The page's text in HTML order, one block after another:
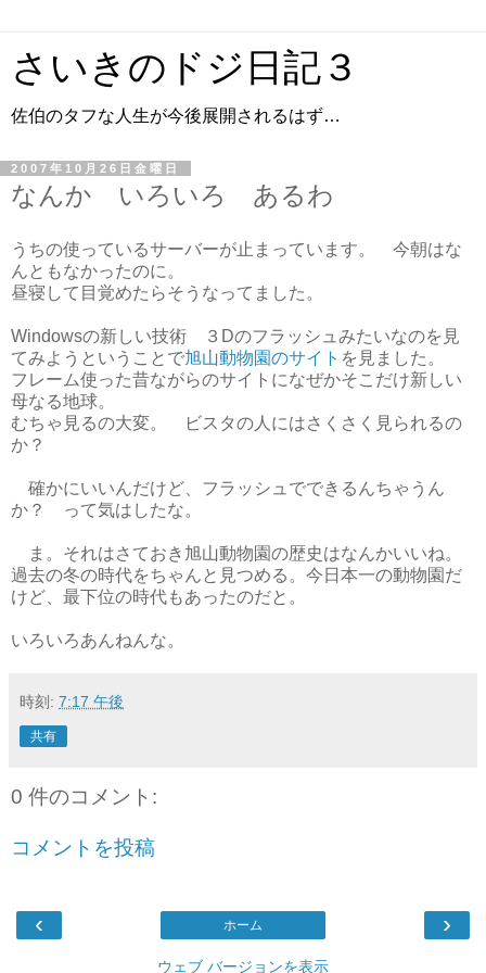
さいきのドジ日記３
佐伯のタフな人生が今後展開されるはず…
2007年10月26日金曜日
なんか いろいろ あるわ
うちの使っているサーバーが止まっています。 今朝はな
んともなかったのに。
昼寝して目覚めたらそうなってました。
Windowsの新しい技術 ３Dのフラッシュみたいなのを見
てみようということで旭山動物園のサイト を見ました。
フレーム使った昔ながらのサイトになぜかそこだけ新しい
母なる地球。
むちゃ見るの大変。 ビスタの人にはさくさく見られるの
か？
確かにいいんだけど、フラッシュでできるんちゃうん
か？ って気はしたな。
ま。それはさておき旭山動物園の歴史はなんかいいね。
過去の冬の時代をちゃんと見つめる。今日本一の動物園だ
けど、最下位の時代もあったのだと。
いろいろあんねんな。
時刻: 7:17 午後
共有
0 件のコメント:
コメントを投稿
‹ ›
ホーム
ウェブ バージョンを表示